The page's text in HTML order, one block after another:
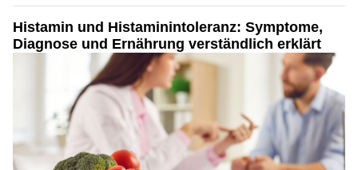
Histamin und Histaminintoleranz: Symptome,
Diagnose und Ernährung verständlich erklärt